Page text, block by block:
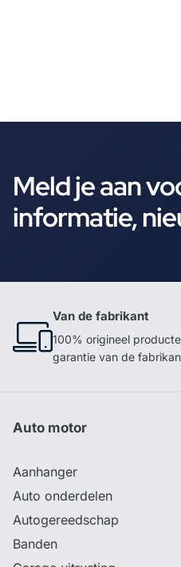
Meld je aan
informatie,
Van de fabrikant
100% origineel
garantie van de
Auto motor
Aanhanger
Auto onderdelen
Autogereedschap
Banden